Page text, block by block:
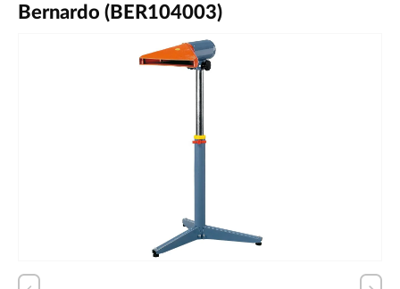
Bernardo (BER104003)